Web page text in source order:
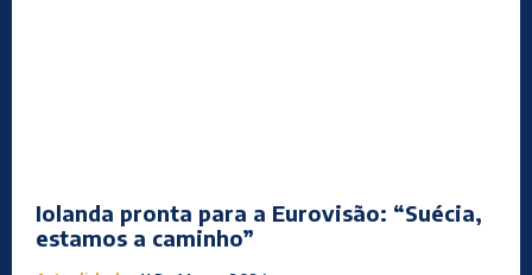
Iolanda pronta para a Eurovisão: “Suécia,
estamos a caminho”